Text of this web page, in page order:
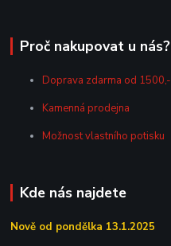
Proč nakupovat u nás?
Doprava zdarma od 1500,-
Kamenná prodejna
Možnost vlastního potisku
Kde nás najdete
Nově od pondělka 13.1.2025